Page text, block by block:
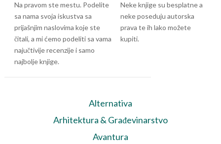
Na pravom ste mestu. Podelite
sa nama svoja iskustva sa
prijašnjim naslovima koje ste
čitali, a mi ćemo podeliti sa vama
najučtivije recenzije i samo
najbolje knjige.
Neke knjige su besplatne a
neke poseduju autorska
prava te ih lako možete
kupiti.
Alternativa
Arhitektura & Građevinarstvo
Avantura